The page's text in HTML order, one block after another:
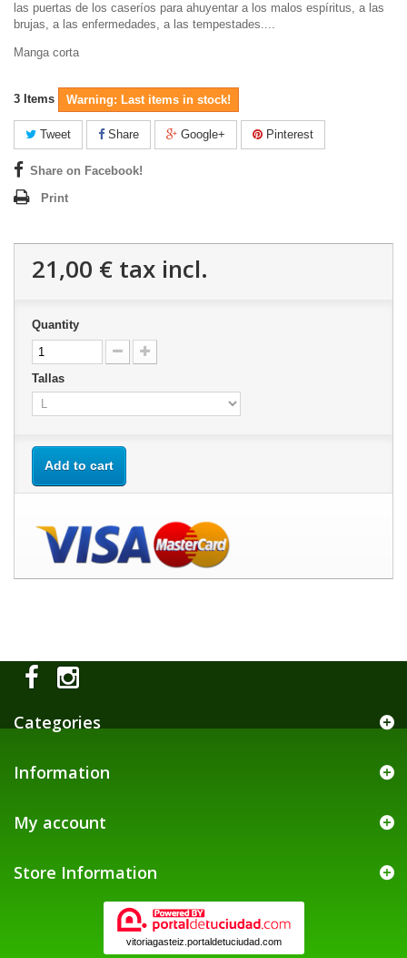
las puertas de los caseríos para ahuyentar a los malos espíritus, a las
brujas, a las enfermedades, a las tempestades....
Manga corta
3 Items Warning: Last items in stock!
Tweet Share Google+ Pinterest
Share on Facebook!
Print
21,00 € tax incl.
Quantity
Tallas
Add to cart
Categories
Information
My account
Store Information
vitoriagasteiz.portaldetuciudad.com